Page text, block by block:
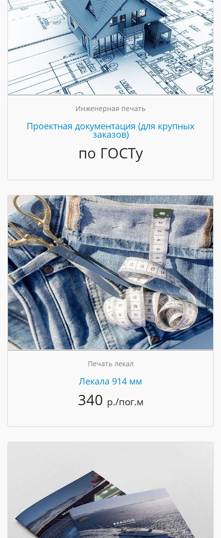
Инженерная печать
Проектная документация (для крупных
заказов)
по ГОСТу
Печать лекал
Лекала 914 мм
340 р./пог.м